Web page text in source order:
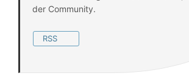
der Community.
RSS